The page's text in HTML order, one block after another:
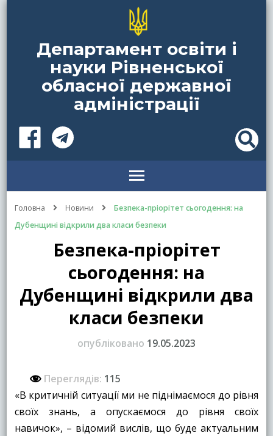
Департамент освіти і
науки Рівненської
обласної державної
адміністрації
Головна Новини
Безпека-пріорітет сьогодення: на
Дубенщині відкрили два класи безпеки
Безпека-пріорітет
сьогодення: на
Дубенщині відкрили два
класи безпеки
опубліковано 19.05.2023
Переглядів: 115
«В критичній ситуації ми не піднімаємося до рівня
своїх знань, а опускаємося до рівня своїх
навичок», – відомий вислів, що буде актуальним